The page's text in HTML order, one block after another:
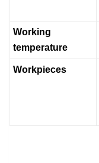
Working
temperature
Workpieces